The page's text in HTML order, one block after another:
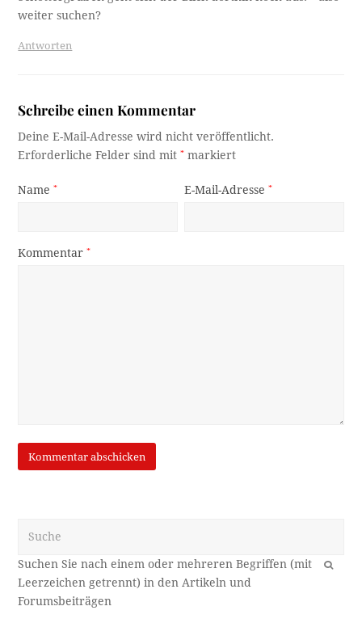
weiter suchen?
Antworten
Schreibe einen Kommentar
Deine E-Mail-Adresse wird nicht veröffentlicht.
Erforderliche Felder sind mit* markiert
Name* E-Mail-Adresse*
Kommentar*
OK